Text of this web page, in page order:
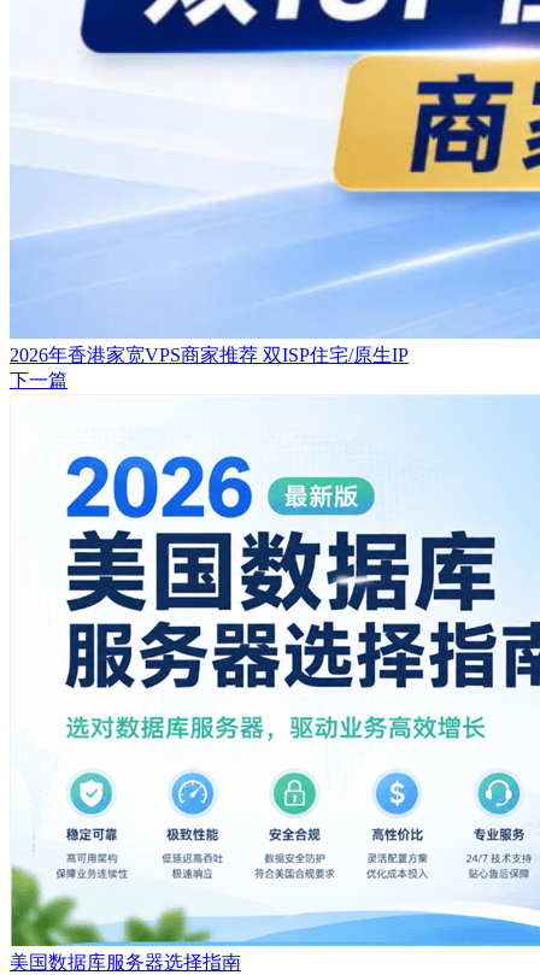
2026年香港家宽VPS商家推荐 双ISP住宅/原生IP
下一篇
美国数据库服务器选择指南